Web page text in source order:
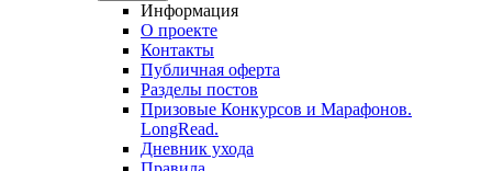
Информация
О проекте
Контакты
Публичная оферта
Разделы постов
Призовые Конкурсов и Марафонов.
LongRead.
Дневник ухода